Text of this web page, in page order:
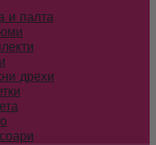
и палта
дрехи